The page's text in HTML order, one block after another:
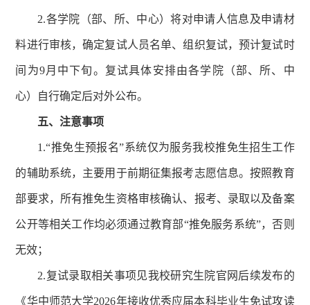
2.各学院（部、所、中心）将对申请人信息及申请材
料进行审核，确定复试人员名单、组织复试，预计复试时
间为9月中下旬。复试具体安排由各学院（部、所、中
心）自行确定后对外公布。
五、注意事项
1.“推免生预报名”系统仅为服务我校推免生招生工作
的辅助系统，主要用于前期征集报考志愿信息。按照教育
部要求，所有推免生资格审核确认、报考、录取以及备案
公开等相关工作均必须通过教育部“推免服务系统”，否则
无效；
2.复试录取相关事项见我校研究生院官网后续发布的
《华中师范大学2026年接收优秀应届本科毕业生免试攻读